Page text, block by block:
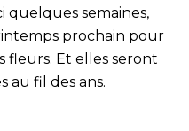
quelques semaines,
prochain pour
fleurs. Et elles seront
au fil des ans.